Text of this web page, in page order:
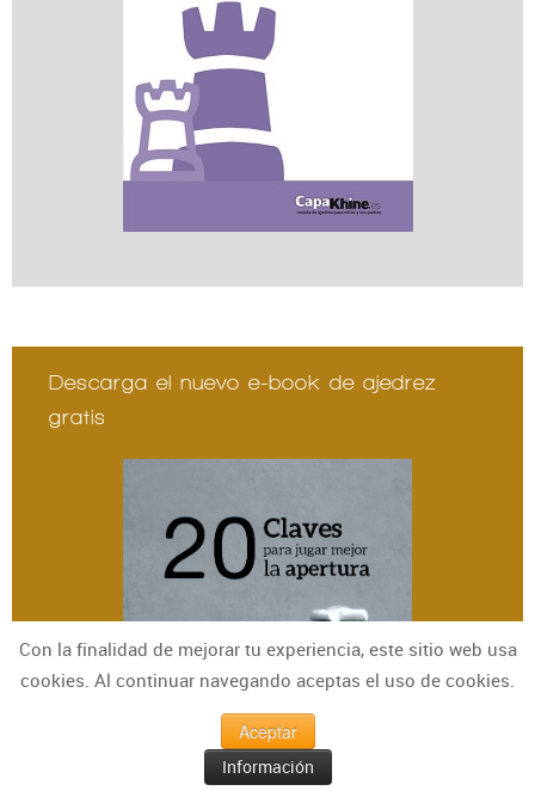
Descarga el nuevo e-book de ajedrez
gratis
Con la finalidad de mejorar tu experiencia, este sitio web usa
cookies. Al continuar navegando aceptas el uso de cookies.
Aceptar
Información